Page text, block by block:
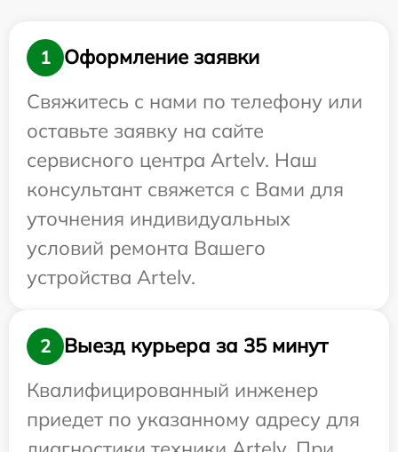
1
Оформление заявки
Свяжитесь с нами по телефону или
оставьте заявку на сайте
сервисного центра Artelv. Наш
консультант свяжется с Вами для
уточнения индивидуальных
условий ремонта Вашего
устройства Artelv.
2
Выезд курьера за 35 минут
Квалифицированный инженер
приедет по указанному адресу для